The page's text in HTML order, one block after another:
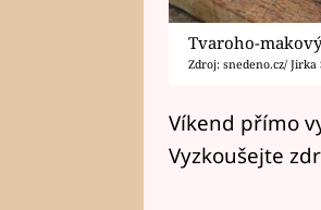
Tvaroho-
Zdroj: snedeno.cz/ Jirka
Víkend přímo
Vyzkoušejte